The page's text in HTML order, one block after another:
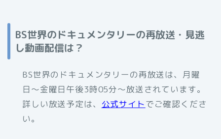
BS世界のドキュメンタリーの再放送・見逃
し動画配信は？
BS世界のドキュメンタリーの再放送は、月曜
日〜金曜日午後3時05分〜放送されています。
詳しい放送予定は、 公式サイトでご確認くださ
い。